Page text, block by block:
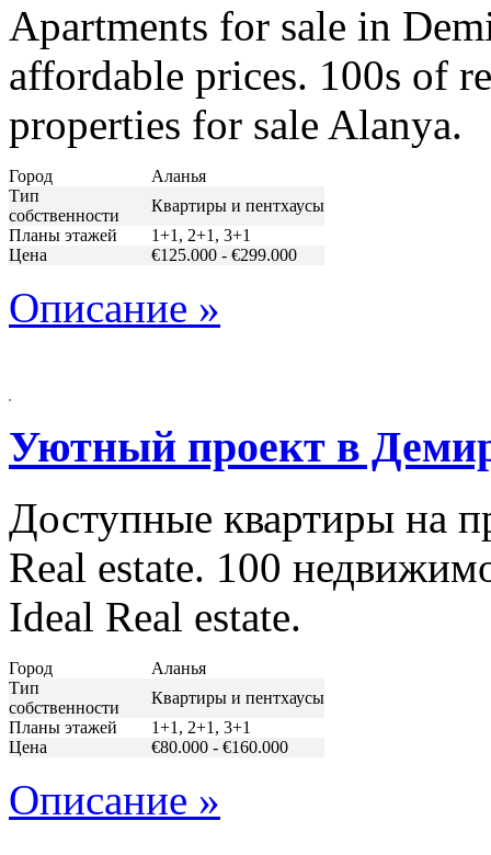
Apartments for sale in
affordable prices. 100s of
properties for sale Alanya.
Город
Аланья
Тип
собственности
Квартиры и пентхаусы
Планы этажей
1+1, 2+1, 3+1
Цена
€125.000 - €299.000
Описание »
Уютный проект в
Доступные квартиры на
Real estate. 100
Ideal Real estate.
Город
Аланья
Тип
собственности
Квартиры и пентхаусы
Планы этажей
1+1, 2+1, 3+1
Цена
€80.000 - €160.000
Описание »